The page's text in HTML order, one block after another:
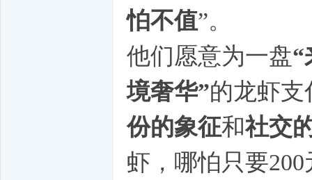
怕不值”。
他们愿意为一盘“
境奢华”的龙虾支
份的象征和社交
虾，哪怕只要